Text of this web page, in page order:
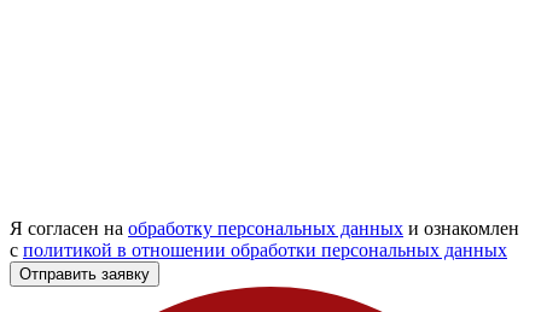
Я согласен на обработку персональных данных и ознакомлен
с политикой в отношении обработки персональных данных
Отправить заявку